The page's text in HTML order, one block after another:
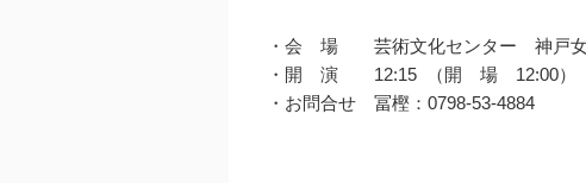
・会 場 芸術文化センター 神戸
・開 演 12:15 （開 場 12:00）
・お問合せ 冨樫：0798-53-4884